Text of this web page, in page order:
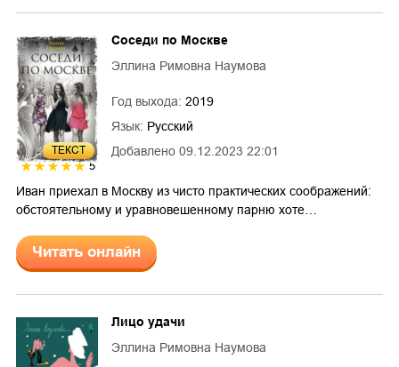
ТЕКСТ
5
Добавлено 09.12.2023 22:01
Соседи по Москве
Эллина Римовна Наумова
Год выхода: 2019
Язык: Русский
Иван приехал в Москву из чисто практических соображений:
обстоятельному и уравновешенному парню хоте…
Читать онлайн
Лицо удачи
Эллина Римовна Наумова